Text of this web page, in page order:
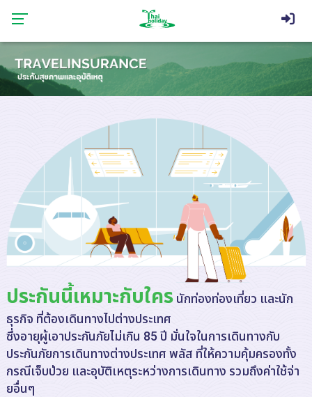
ประกันนี้เหมาะกับใคร นักท่องท่องเที่ยว และนัก
ธุรกิจ ที่ต้องเดินทางไปต่างประเทศ
ซึ่งอายุผู้เอาประกันภัยไม่เกิน 85 ปี มั่นใจในการเดินทางกับ
ประกันภัยการเดินทางต่างประเทศ พลัส ที่ให้ความคุ้มครองทั้ง
กรณีเจ็บป่วย และอุบัติเหตุระหว่างการเดินทาง รวมถึงค่าใช้จ่า
ยอื่นๆ